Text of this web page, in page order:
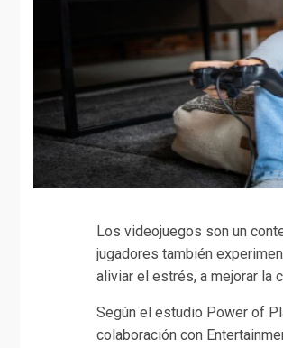
Los videojuegos son un
jugadores también
aliviar el estrés, a mejorar la
Según el estudio Power of
colaboración con